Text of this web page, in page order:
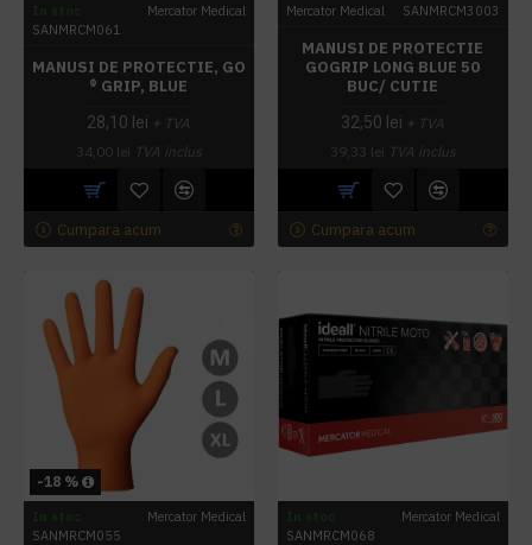
Mercator Medical
SANMRCM061
MANUSI DE PROTECTIE, GO
® GRIP, BLUE
28,10 lei + TVA
34,00 lei TVA inclus
Cumpara acum
Mercator Medical SANMRCM3003
MANUSI DE PROTECTIE
GOGRIP LONG BLUE 50
BUC/ CUTIE
32,50 lei + TVA
39,33 lei TVA inclus
Cumpara acum
-18 %
Mercator Medical
SANMRCM055
Mercator Medical
SANMRCM068